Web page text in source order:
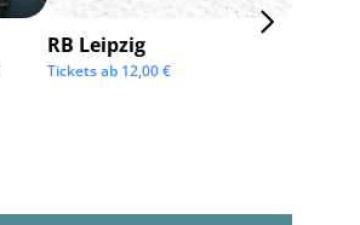
RB Leipzig
Tickets ab 12,00€